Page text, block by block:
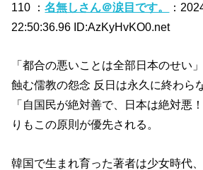
110 ：名無しさん＠涙目です。
：
22:50:36.96 ID:AzKyHvKO0.net
「都合の悪いことは全部日本のせい
蝕む儒教の怨念 反日は永久に終わら
「自国民が絶対善で、日本は絶対悪
りもこの原則が優先される。
韓国で生まれ育った著者は少女時代